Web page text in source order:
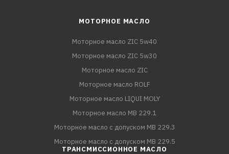
МОТОРНОЕ МАСЛО
Моторное масло ZIC 5w40
Моторное масло ZIC 5w30
Моторное масло ZIC
Моторное масло ROLF
Моторное масло LIQUI MOLY
Моторное масло MB 229.1
Моторное масло с допуском MB 229.3
Моторное масло с допуском MB 229.5
ТРАНСМИССИОННОЕ МАСЛО